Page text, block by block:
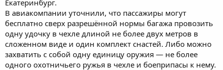
Екатеринбург.
В авиакомпании уточнили, что пассажиры могут
бесплатно сверх разрешённой нормы багажа провозить
одну удочку в чехле длиной не более двух метров в
сложенном виде и один комплект снастей. Либо можно
захватить с собой одну единицу оружия — не более
одного охотничьего ружья в чехле и боеприпасы к нему.